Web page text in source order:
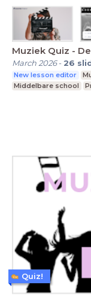
Muziek Quiz -
March 2026- 26
New lesson editor
Middelbare school
Quiz!